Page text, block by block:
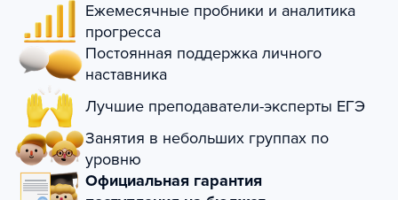
Ежемесячные пробники и аналитика
прогресса
Постоянная поддержка личного
наставника
Лучшие преподаватели-эксперты ЕГЭ
Занятия в небольших группах по
уровню
Официальная гарантия